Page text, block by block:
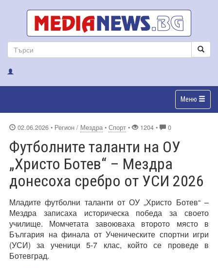
Меню
02.06.2026 • Регион / Мездра • Спорт • 1204 • 0
Футболните таланти на ОУ
„Христо Ботев“ – Мездра
донесоха сребро от УСИ 2026
Младите футболни таланти от ОУ „Христо Ботев“ –
Мездра записаха историческа победа за своето
училище. Момчетата завоюваха второто място в
България на финала от Ученическите спортни игри
(УСИ) за ученици 5-7 клас, който се проведе в
Ботевград.